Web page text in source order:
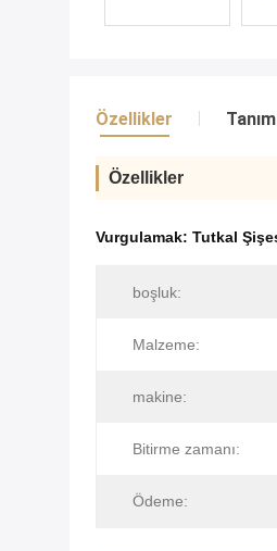
Özellikler Tanım
Özellikler
Vurgulamak: Tutkal
boşluk:
Malzeme:
makine:
Bitirme zamanı:
Ödeme: